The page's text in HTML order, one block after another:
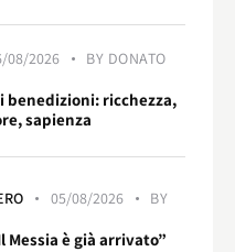
08/2026 BY DONATO
benedizioni: ricchezza,
sapienza
05/08/2026
BY
Messia è già arrivato”